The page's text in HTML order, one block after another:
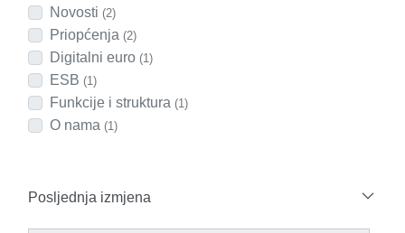
Novosti (2)
Priopćenja (2)
Digitalni euro (1)
ESB (1)
Funkcije i struktura (1)
O nama (1)
Posljednja izmjena